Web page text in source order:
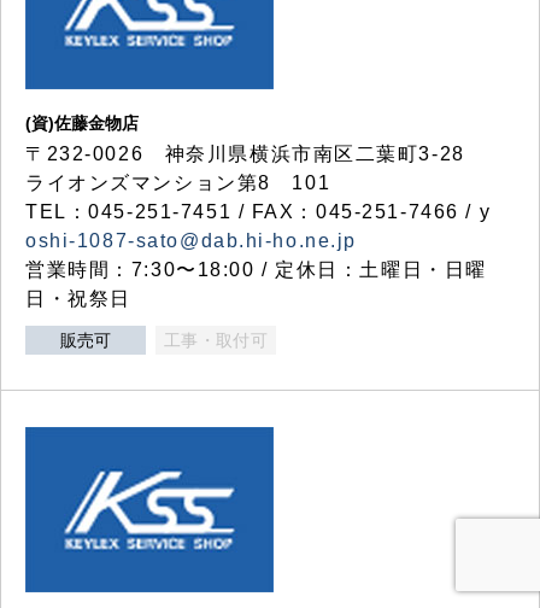
(資)佐藤金物店
〒232-0026 神奈川県横浜市南区二葉町3-28
ライオンズマンション第8 101
TEL：045-251-7451 / FAX：045-251-7466 / y
oshi-1087-sato@dab.hi-ho.ne.jp
営業時間：7:30〜18:00 / 定休日：土曜日・日曜
日・祝祭日
販売可 工事・取付可